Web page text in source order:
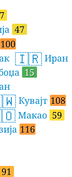
47
100
🇮🇷 Иран
15
Кувајт 108
Макао 59
116
91